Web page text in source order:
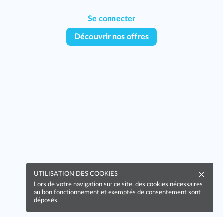
Se connecter
Découvrir nos offres
UTILISATION DES COOKIES
Lors de votre navigation sur ce site, des cookies nécessaires
au bon fonctionnement et exemptés de consentement sont
déposés.